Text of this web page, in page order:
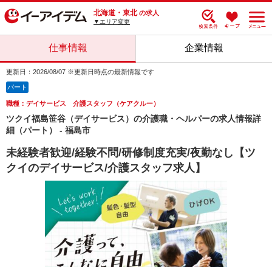
北海道・東北 の求人
▼エリア変更
仕事情報 企業情報
更新日：2026/08/07 ※更新日時点の最新情報です
パート
職種：デイサービス 介護スタッフ（ケアクルー）
ツクイ福島笹谷（デイサービス）の介護職・ヘルパーの求人情報詳
細（パート） - 福島市
未経験者歓迎/経験不問/研修制度充実/夜勤なし【ツ
クイのデイサービス/介護スタッフ求人】